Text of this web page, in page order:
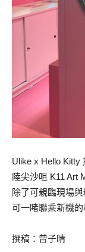
Ulike x Hello Kitty
陸尖沙咀 K11 Art
除了可親臨現場
可一睹聯乘新機
撰稿：曾子晴